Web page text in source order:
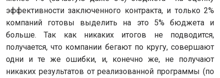
эффективности заключенного контракта, и только 2%
компаний готовы выделить на это 5% бюджета и
больше. Так как никаких итогов не подводится,
получается, что компании бегают по кругу, совершают
одни и те же ошибки, и, конечно же, не получают
никаких результатов от реализованной программы (по